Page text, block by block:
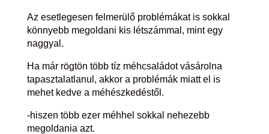
Az esetlegesen felmerülő problémákat is sokkal
könnyebb megoldani kis létszámmal, mint egy
naggyal.
Ha már rögtön több tíz méhcsaládot vásárolna
tapasztalatlanul, akkor a problémák miatt el is
mehet kedve a méhészkedéstől.
-hiszen több ezer méhhel sokkal nehezebb
megoldania azt.